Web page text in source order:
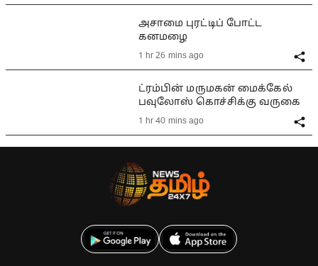
அசாமை புரட்டிப் போட்ட
கனமழை
1 hr 26 mins ago
ட்ரம்பின் மருமகன் மைக்கேல்
பவுலோஸ் கொச்சிக்கு வருகை
1 hr 40 mins ago